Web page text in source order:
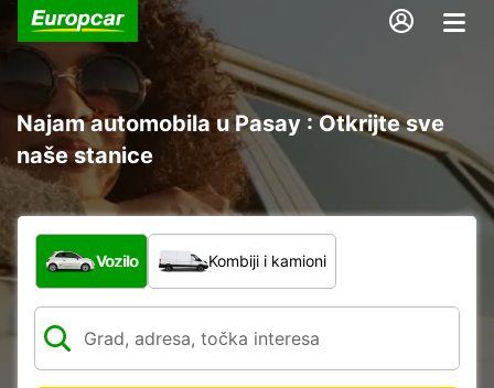
Najam automobila u Pasay : Otkrijte sve
naše stanice
Koja vrsta vozila?
Vozilo Kombiji i kamioni